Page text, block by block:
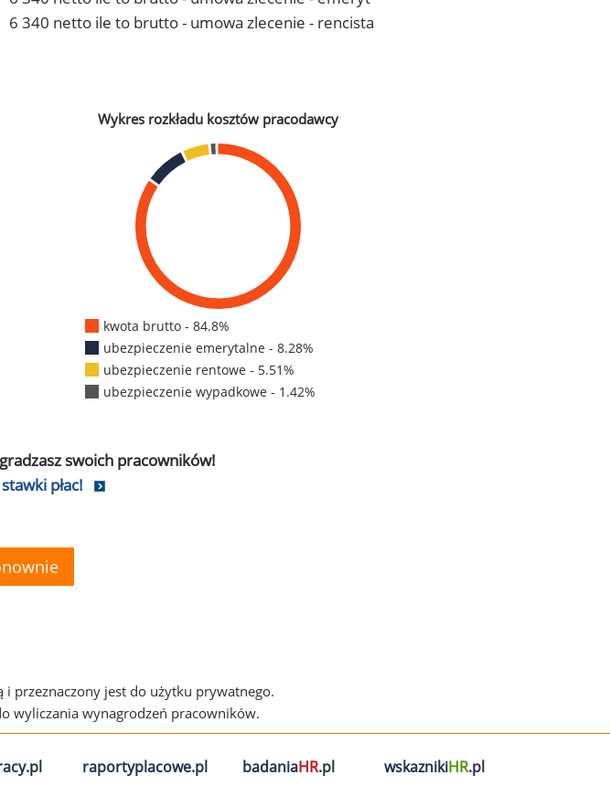
6 340 netto ile to brutto - umowa zlecenie - rencista
Wykres rozkładu kosztów pracodawcy
kwota brutto - 84.8%
ubezpieczenie emerytalne - 8.28%
ubezpieczenie rentowe - 5.51%
ubezpieczenie wypadkowe - 1.42%
swoich pracowników!
płac!
przeznaczony jest do użytku prywatnego.
wyliczania wynagrodzeń pracowników.
raportyplacowe.pl badaniaHR.pl wskaznikiHR.pl